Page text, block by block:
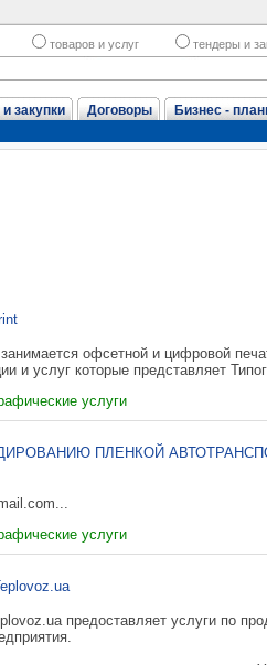
товаров и услуг тендеры и
закупки Договоры Бизнес -
офсетной и цифровой
и услуг которые представляет
услуги
ПЛЕНКОЙ
услуги
предоставляет услуги по